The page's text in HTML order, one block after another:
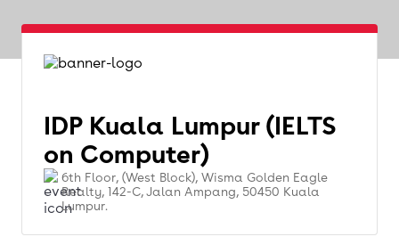
IDP Kuala Lumpur (IELTS
on Computer)
6th Floor, (West Block), Wisma Golden Eagle
Realty, 142-C, Jalan Ampang, 50450 Kuala
Lumpur.